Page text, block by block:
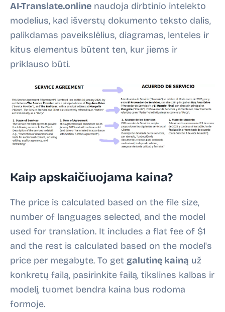
AI-Translate.online naudoja dirbtinio intelekto
modelius, kad išverstų dokumento teksto dalis,
palikdamas paveikslėlius, diagramas, lenteles ir
kitus elementus būtent ten, kur jiems ir
priklauso būti.
Kaip apskaičiuojama kaina?
The price is calculated based on the file size,
number of languages selected, and the model
used for translation. It includes a flat fee of $1
and the rest is calculated based on the model's
price per megabyte. To get galutinę kainą už
konkretų failą, pasirinkite failą, tikslines kalbas ir
modelį, tuomet bendra kaina bus rodoma
formoje.